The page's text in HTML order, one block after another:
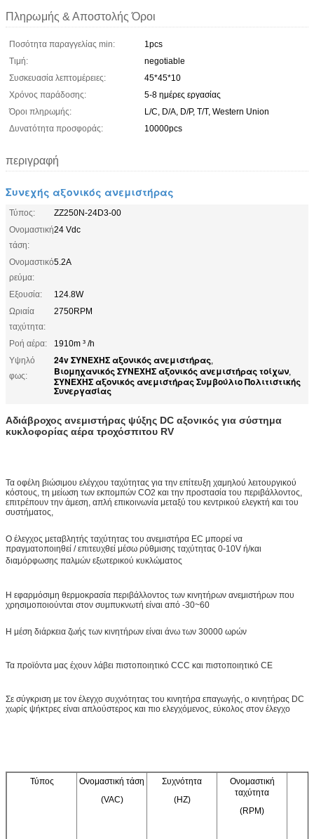
Πληρωμής & Αποστολής Όροι
Ποσότητα παραγγελίας min:
1pcs
Τιμή:
negotiable
Συσκευασία λεπτομέρειες:
45*45*10
Χρόνος παράδοσης:
5-8 ημέρες εργασίας
Όροι πληρωμής:
L/C, D/A, D/P, T/T, Western Union
Δυνατότητα προσφοράς:
10000pcs
περιγραφή
Συνεχής αξονικός ανεμιστήρας
Τύπος:
ZZ250N-24D3-00
Ονομαστική
τάση:
24 Vdc
Ονομαστικό
ρεύμα:
5.2Α
Εξουσία:
124.8W
Ωριαία
ταχύτητα:
2750RPM
Ροή αέρα:
1910m ³ /h
Υψηλό
φως:
24v ΣΥΝΕΧΗΣ αξονικός ανεμιστήρας,
Βιομηχανικός ΣΥΝΕΧΗΣ αξονικός ανεμιστήρας τοίχων,
ΣΥΝΕΧΉΣ αξονικός ανεμιστήρας Συμβούλιο Πολιτιστικής
Συνεργασίας
Αδιάβροχος ανεμιστήρας ψύξης DC αξονικός για σύστημα
κυκλοφορίας αέρα τροχόσπιτου RV
Τα οφέλη βιώσιμου ελέγχου ταχύτητας για την επίτευξη χαμηλού λειτουργικού
κόστους, τη μείωση των εκπομπών CO2 και την προστασία του περιβάλλοντος,
επιτρέπουν την άμεση, απλή επικοινωνία μεταξύ του κεντρικού ελεγκτή και του
συστήματος,
Ο έλεγχος μεταβλητής ταχύτητας του ανεμιστήρα EC μπορεί να
πραγματοποιηθεί / επιτευχθεί μέσω ρύθμισης ταχύτητας 0-10V ή/και
διαμόρφωσης παλμών εξωτερικού κυκλώματος
Η εφαρμόσιμη θερμοκρασία περιβάλλοντος των κινητήρων ανεμιστήρων που
χρησιμοποιούνται στον συμπυκνωτή είναι από -30~60
Η μέση διάρκεια ζωής των κινητήρων είναι άνω των 30000 ωρών
Τα προϊόντα μας έχουν λάβει πιστοποιητικό CCC και πιστοποιητικό CE
Σε σύγκριση με τον έλεγχο συχνότητας του κινητήρα επαγωγής, ο κινητήρας DC
χωρίς ψήκτρες είναι απλούστερος και πιο ελεγχόμενος, εύκολος στον έλεγχο
Τύπος
Ονομαστική τάση
(VAC)
Συχνότητα
(HZ)
Ονομαστική
ταχύτητα
(RPM)